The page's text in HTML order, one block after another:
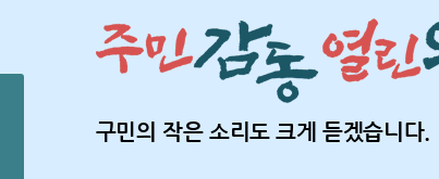
구민의 작은 소리도 크게 듣겠습니다.